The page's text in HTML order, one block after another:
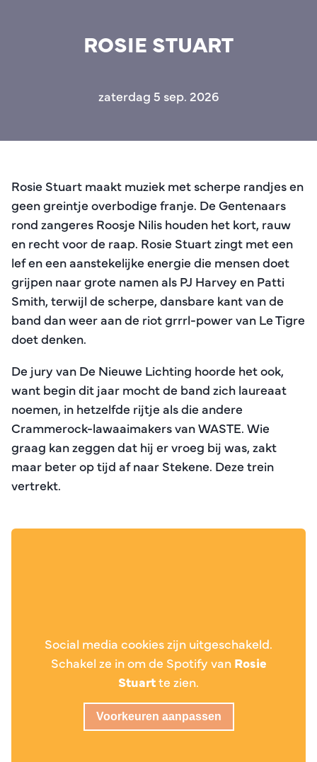
ROSIE STUART
zaterdag 5 sep. 2026
Rosie Stuart maakt muziek met scherpe randjes en
geen greintje overbodige franje. De Gentenaars
rond zangeres Roosje Nilis houden het kort, rauw
en recht voor de raap. Rosie Stuart zingt met een
lef en een aanstekelijke energie die mensen doet
grijpen naar grote namen als PJ Harvey en Patti
Smith, terwijl de scherpe, dansbare kant van de
band dan weer aan de riot grrrl-power van Le Tigre
doet denken.
De jury van De Nieuwe Lichting hoorde het ook,
want begin dit jaar mocht de band zich laureaat
noemen, in hetzelfde rijtje als die andere
Crammerock-lawaaimakers van WASTE. Wie
graag kan zeggen dat hij er vroeg bij was, zakt
maar beter op tijd af naar Stekene. Deze trein
vertrekt.
Social media cookies zijn uitgeschakeld.
Schakel ze in om de Spotify van Rosie
Stuartte zien.
Voorkeuren aanpassen